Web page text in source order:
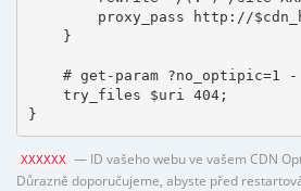
proxy_pass http://
    }
# get-param ?no_optipic=1
    try_files $uri 404;
}
XXXXXX
— ID vašeho webu ve vašem CDN
Důrazně doporučujeme, abyste před